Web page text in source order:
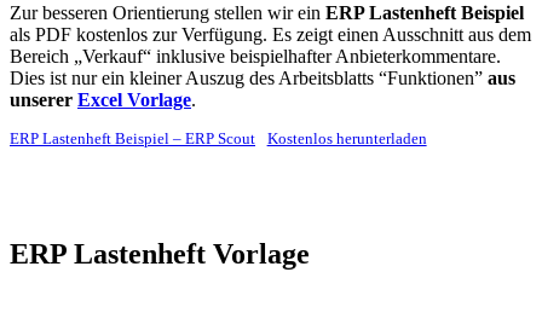
Zur besseren Orientierung stellen wir ein ERP Lastenheft Beispiel
als PDF kostenlos zur Verfügung. Es zeigt einen Ausschnitt aus dem
Bereich „Verkauf“ inklusive beispielhafter Anbieterkommentare.
Dies ist nur ein kleiner Auszug des Arbeitsblatts “Funktionen” aus
unserer Excel Vorlage.
ERP Lastenheft Beispiel – ERP Scout Kostenlos herunterladen
ERP Lastenheft Vorlage